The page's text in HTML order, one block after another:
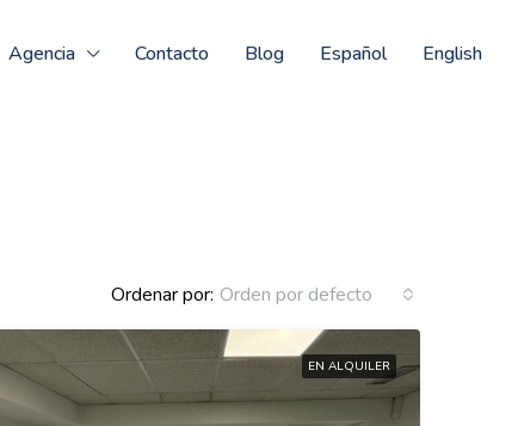
Agencia Contacto Blog Español English
Ordenar por: Orden por defecto
EN ALQUILER